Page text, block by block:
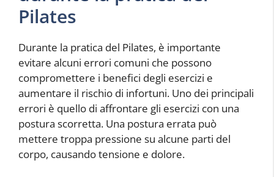
Pilates
Durante la pratica del Pilates, è importante
evitare alcuni errori comuni che possono
compromettere i benefici degli esercizi e
aumentare il rischio di infortuni. Uno dei principali
errori è quello di affrontare gli esercizi con una
postura scorretta. Una postura errata può
mettere troppa pressione su alcune parti del
corpo, causando tensione e dolore.